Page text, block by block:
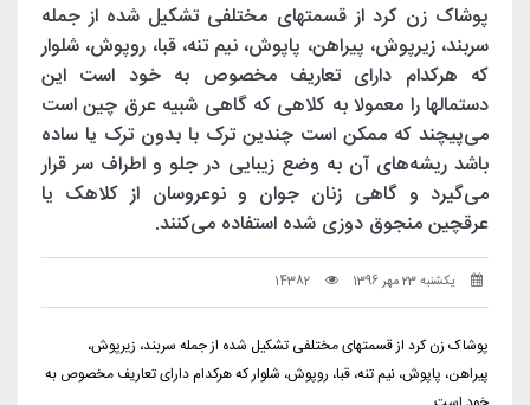
پوشاک زن کرد از قسمتهای مختلفی تشکیل شده از جمله
سربند، زیرپوش، پیراهن، پاپوش، نیم تنه، قبا، روپوش، شلوار
که هرکدام دارای تعاریف مخصوص به خود است این
دستمالها را معمولا به کلاهی که گاهی شبیه عرق چین است
می‌پیچند که ممکن است چندین ترک با بدون ترک یا ساده
باشد ریشه‌های آن به وضع زیبایی در جلو و اطراف سر قرار
می‌گیرد و گاهی زنان جوان و نوعروسان از کلاهک یا
عرقچین منجوق دوزی شده استفاده می‌کنند.
یکشنبه 23 مهر 1396 14382
پوشاک زن کرد از قسمتهای مختلفی تشکیل شده از جمله سربند، زیرپوش،
پیراهن، پاپوش، نیم تنه، قبا، روپوش، شلوار که هرکدام دارای تعاریف مخصوص به